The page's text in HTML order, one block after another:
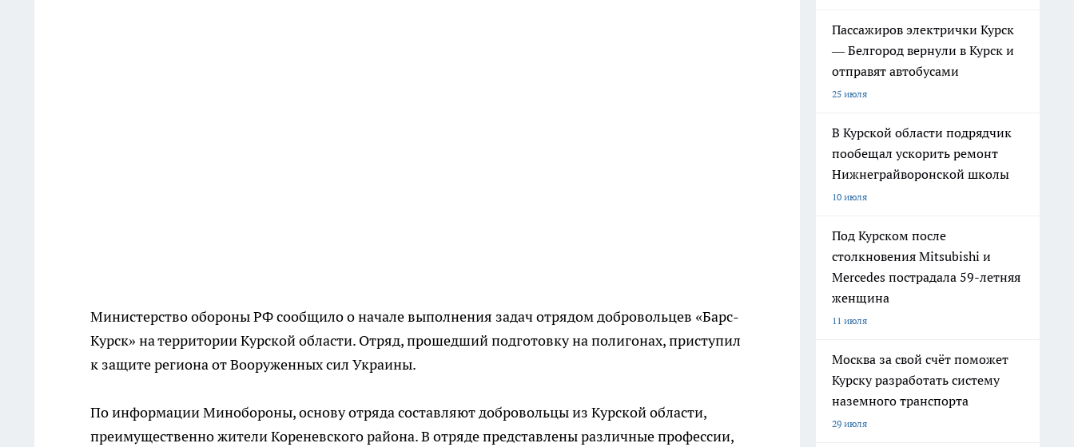
Министерство обороны РФ сообщило о начале выполнения задач отрядом добровольцев «Барс-
Курск» на территории Курской области. Отряд, прошедший подготовку на полигонах, приступил
к защите региона от Вооруженных сил Украины.
По информации Минобороны, основу отряда составляют добровольцы из Курской области,
преимущественно жители Кореневского района. В отряде представлены различные профессии,
Пассажиров электрички Курск
— Белгород вернули в Курск и
отправят автобусами
25 июля
В Курской области подрядчик
пообещал ускорить ремонт
Нижнеграйворонской школы
10 июля
Под Курском после
столкновения Mitsubishi и
Mercedes пострадала 59-летняя
женщина
11 июля
Москва за свой счёт поможет
Курску разработать систему
наземного транспорта
29 июля